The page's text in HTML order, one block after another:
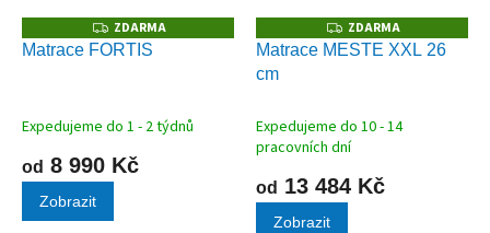
Z
D
A
ZDARMA
Matrace FORTIS
Expedujeme do 1 - 2 týdnů
od 8 990 Kč
Zobrazit
Z
D
A
ZDARMA
Matrace MESTE XXL 26
cm
Expedujeme do 10 - 14
pracovních dní
od 13 484 Kč
Zobrazit